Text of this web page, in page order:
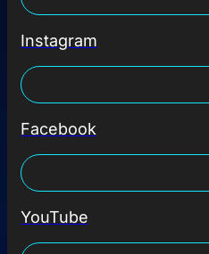
Instagram
Facebook
YouTube